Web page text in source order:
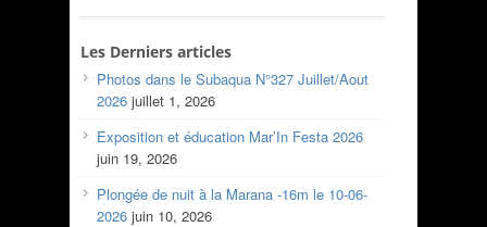
Les Derniers articles
Photos dans le Subaqua N°327 Juillet/Aout
2026 juillet 1, 2026
Exposition et éducation Mar’In Festa 2026
juin 19, 2026
Plongée de nuit à la Marana -16m le 10-06-
2026 juin 10, 2026